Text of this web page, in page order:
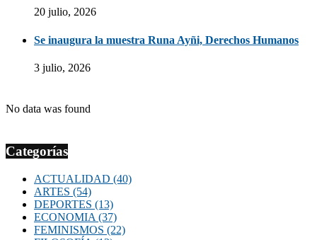
20 julio, 2026
Se inaugura la muestra Runa Ayñi, Derechos Humanos
3 julio, 2026
No data was found
Categorías
ACTUALIDAD (40)
ARTES (54)
DEPORTES (13)
ECONOMIA (37)
FEMINISMOS (22)